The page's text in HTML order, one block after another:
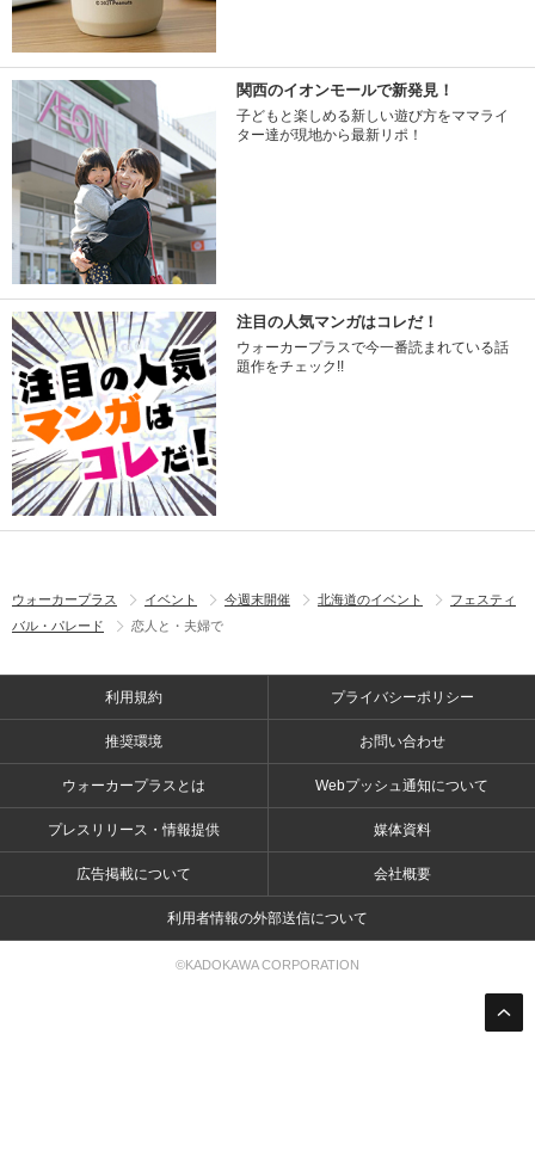
関西のイオンモールで新発見！
子どもと楽しめる新しい遊び方をママライ
ター達が現地から最新リポ！
注目の人気マンガはコレだ！
ウォーカープラスで今一番読まれている話
題作をチェック!!
ウォーカープラス イベント 今週末開催 北海道のイベント
フェスティ
バル・パレード
恋人と・夫婦で
利用規約 プライバシーポリシー
推奨環境 お問い合わせ
ウォーカープラスとは Webプッシュ通知について
プレスリリース・情報提供 媒体資料
広告掲載について 会社概要
利用者情報の外部送信について
©KADOKAWA CORPORATION